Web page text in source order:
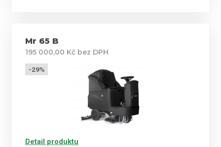
Mr 65 B
195 000,00 Kč bez DPH
-29%
Detail produktu